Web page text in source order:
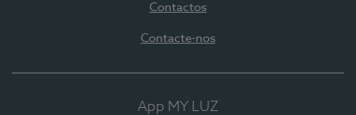
Contactos
Contacte-nos
App MY LUZ